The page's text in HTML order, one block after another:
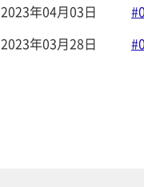
2023年04月03日
2023年03月28日